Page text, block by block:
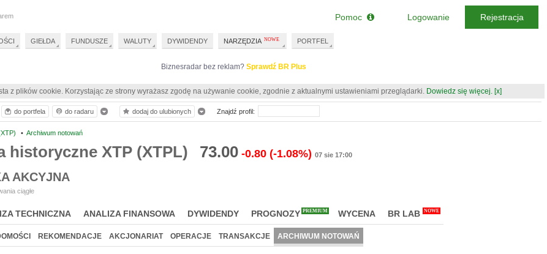
Biznesradar bez reklam? Sprawdź BR Plus
z plików cookie. Korzystając ze strony wyrażasz zgodę na używanie cookie, zgodnie z aktualnymi ustawieniami przeglądarki. Dowiedz się więcej. [x]
• Archiwum notowań
historyczne XTP (XTPL) 73.00 -0.80 (-1.08%) 07 sie 17:00
AKCYJNA
ciągłe
TECHNICZNA ANALIZA FINANSOWA DYWIDENDY PROGNOZY PREMIUM WYCENA BR LAB NOWE
REKOMENDACJE AKCJONARIAT OPERACJE TRANSAKCJE ARCHIWUM NOTOWAŃ
do portfela do radaru dodaj do ulubionych Znajdź profil:
GIEŁDA FUNDUSZE WALUTY DYWIDENDY NARZĘDZIA PORTFEL
Pomoc Logowanie Rejestracja